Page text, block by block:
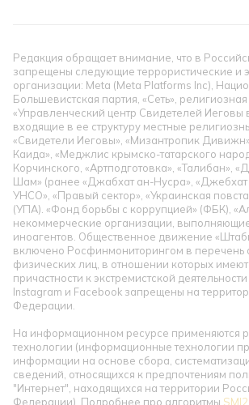
Редакция обращает внимание, что в
запрещены следующие террористические и
организации: Meta (Meta Platforms Inc),
Большевистская партия, «Сеть»,
«Управленческий центр Свидетелей Иеговы
входящие в ее структуру местные
«Свидетели Иеговы», «Мизантропик
Каида», «Меджлис крымско-татарского
Корчинского, «Артподготовка», «Талибан»,
Шам» (ранее «Джабхат ан-Нусра»,
УНСО», «Правый сектор», «Украинская
(УПА). «Фонд борьбы с коррупцией» (ФБК),
некоммерческие организации,
иноагентов. Общественное движение
включено Росфинмониторингом в перечень
физических лиц, в отношении которых
причастности к экстремистской
Instagram и Facebook запрещены на
Федерации.
На информационном ресурсе применяются
технологии (информационные технологии
информации на основе сбора,
сведений, относящихся к предпочтениям
"Интернет", находящихся на территории
Федерации). Подробнее про алгоритмы SMI2